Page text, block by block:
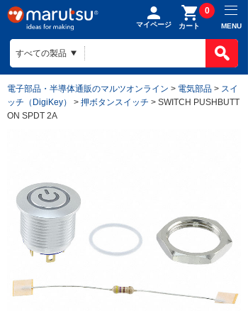
マイページ カート
0
MENU
電子部品・半導体通販のマルツオンライン > 電気部品 > スイ
ッチ（DigiKey）
> 押ボタンスイッチ > SWITCH PUSHBUTT
ON SPDT 2A